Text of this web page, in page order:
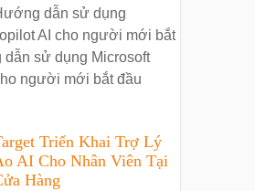
dẫn sử dụng
AI cho người mới bắt
sử dụng Microsoft
người mới bắt đầu
Triển Khai Trợ Lý
AI Cho Nhân Viên Tại
Hàng